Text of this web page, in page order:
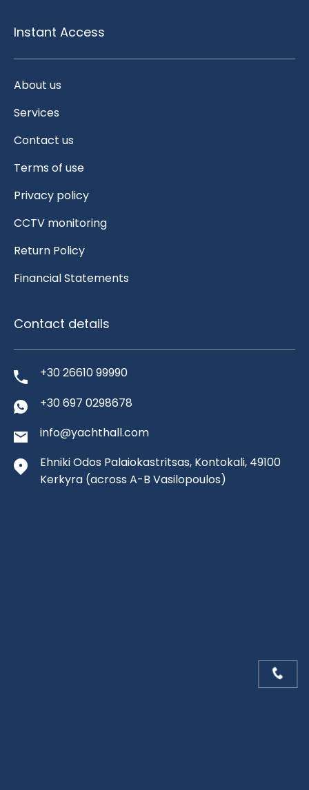
Instant Access
About us
Services
Contact us
Terms of use
Privacy policy
CCTV monitoring
Return Policy
Financial Statements
Contact details
+30 26610 99990
+30 697 0298678
info@yachthall.com
Ehniki Odos Palaiokastritsas, Kontokali, 49100
Kerkyra (across A-B Vasilopoulos)